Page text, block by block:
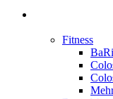
Fitness